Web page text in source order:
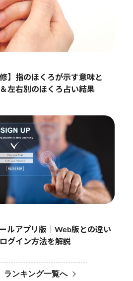
】指のほくろが示す意味と
左右別のほくろ占い結果
ルアプリ版｜Web版との違い
グイン方法を解説
ランキング一覧へ